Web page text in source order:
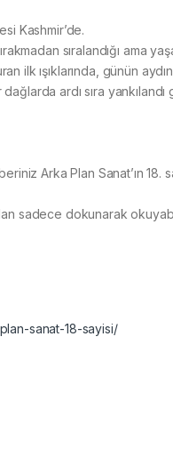
Kashmir’de.
sıralandığı ama
ilk ışıklarında, günün
ardı sıra yankılandı
Arka Plan Sanat’ın 18.
sadece dokunarak
sanat-18-sayisi/